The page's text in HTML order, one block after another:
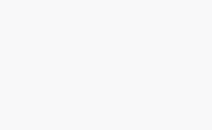
增進網站服務的